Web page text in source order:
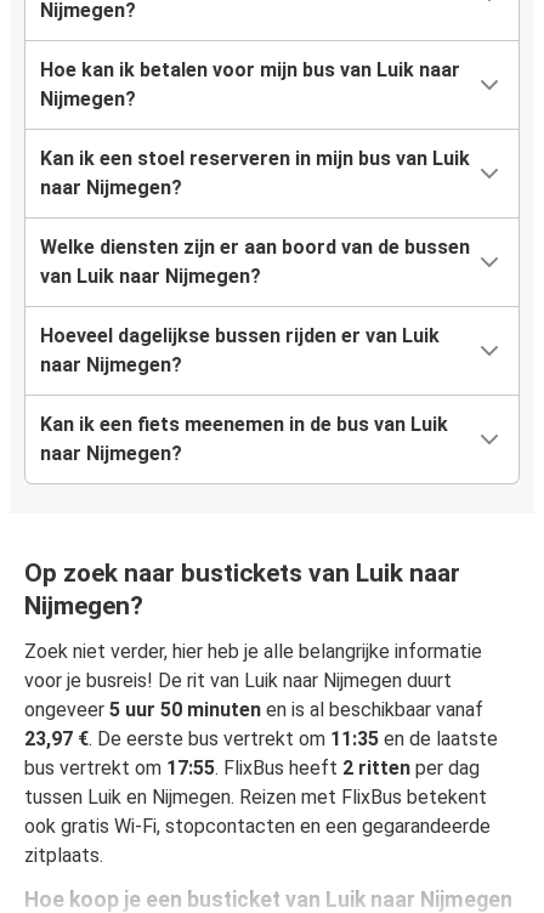
Nijmegen?
Hoe kan ik betalen voor mijn bus van Luik naar
Nijmegen?
Kan ik een stoel reserveren in mijn bus van Luik
naar Nijmegen?
Welke diensten zijn er aan boord van de bussen
van Luik naar Nijmegen?
Hoeveel dagelijkse bussen rijden er van Luik
naar Nijmegen?
Kan ik een fiets meenemen in de bus van Luik
naar Nijmegen?
Op zoek naar bustickets van Luik naar
Nijmegen?
Zoek niet verder, hier heb je alle belangrijke informatie
voor je busreis! De rit van Luik naar Nijmegen duurt
ongeveer 5 uur 50 minuten en is al beschikbaar vanaf
23,97 €. De eerste bus vertrekt om 11:35 en de laatste
bus vertrekt om 17:55. FlixBus heeft 2 ritten per dag
tussen Luik en Nijmegen. Reizen met FlixBus betekent
ook gratis Wi-Fi, stopcontacten en een gegarandeerde
zitplaats.
Hoe koop je een busticket van Luik naar Nijmegen